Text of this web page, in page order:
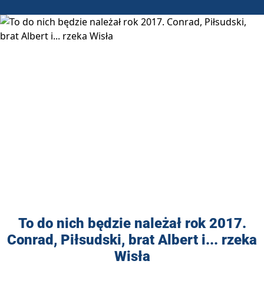
To do nich będzie należał rok 2017.
Conrad, Piłsudski, brat Albert i... rzeka
Wisła